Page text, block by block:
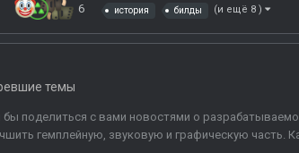
6 история билды (и ещё 8 )
темы
поделиться с вами новостями о
гемплейную, звуковую и графическую